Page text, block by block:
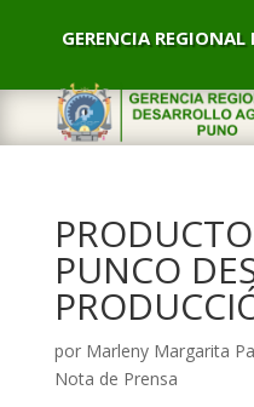
GERENCIA REGIONAL
PUNCO
por Marleny Margarita
Nota de Prensa